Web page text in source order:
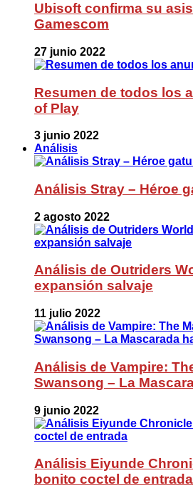
Ubisoft confirma su
Gamescom
27 junio 2022
Resumen de todos los
of Play
3 junio 2022
Análisis
Análisis Stray – Héroe
2 agosto 2022
Análisis de Outriders
expansión salvaje
11 julio 2022
Análisis de Vampire:
Swansong – La
9 junio 2022
Análisis Eiyunde
bonito coctel de entrada